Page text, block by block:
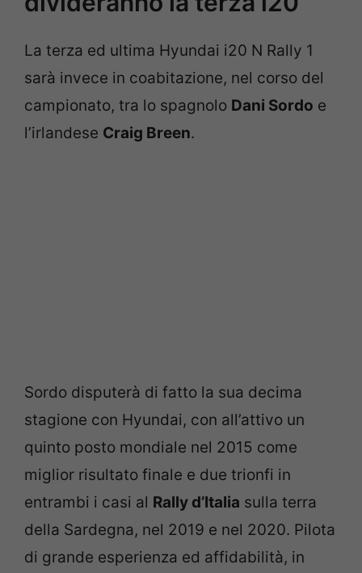
La terza ed ultima Hyundai i20 N Rally 1
sarà invece in coabitazione, nel corso del
campionato, tra lo spagnolo Dani Sordo e
l’irlandese Craig Breen.
Sordo disputerà di fatto la sua decima
stagione con Hyundai, con all’attivo un
quinto posto mondiale nel 2015 come
miglior risultato finale e due trionfi in
entrambi i casi al Rally d’Italia sulla terra
della Sardegna, nel 2019 e nel 2020. Pilota
di grande esperienza ed affidabilità, in